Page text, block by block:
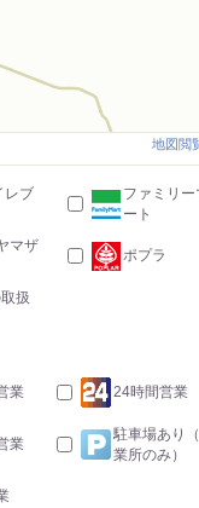
地図閲
レブ
ファミリー
ート
マザ
ポプラ
扱
業 24時間営業
業
駐車場あり
業所のみ）